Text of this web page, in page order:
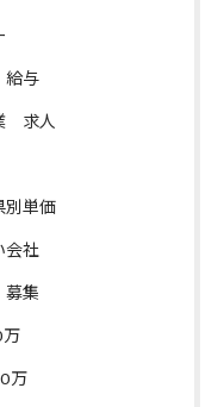
与
求人
単価
社
集
万